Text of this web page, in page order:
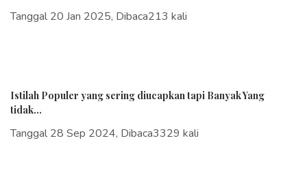
Tanggal 20 Jan 2025, Dibaca213 kali
Istilah Populer yang sering diucapkan tapi Banyak Yang
tidak...
Tanggal 28 Sep 2024, Dibaca3329 kali